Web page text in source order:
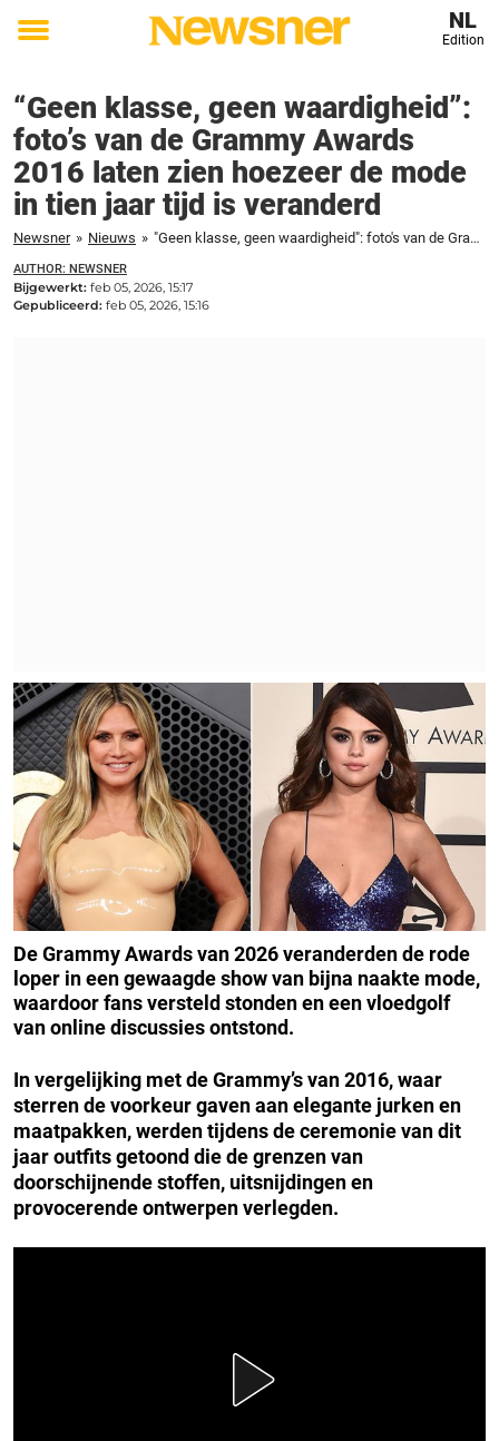
Toggle
NL
Edition
“Geen klasse, geen waardigheid”:
foto’s van de Grammy Awards
2016 laten zien hoezeer de mode
in tien jaar tijd is veranderd
Newsner » Nieuws » "Geen klasse, geen waardigheid": foto's van de Grammy Awards 2016 laten zien hoezeer de mode in tien jaar tijd is veranderd
AUTHOR: NEWSNER
Bijgewerkt: feb 05, 2026, 15:17
Gepubliceerd: feb 05, 2026, 15:16
De Grammy Awards van 2026 veranderden de rode
loper in een gewaagde show van bijna naakte mode,
waardoor fans versteld stonden en een vloedgolf
van online discussies ontstond.
In vergelijking met de Grammy’s van 2016, waar
sterren de voorkeur gaven aan elegante jurken en
maatpakken, werden tijdens de ceremonie van dit
jaar outfits getoond die de grenzen van
doorschijnende stoffen, uitsnijdingen en
provocerende ontwerpen verlegden.